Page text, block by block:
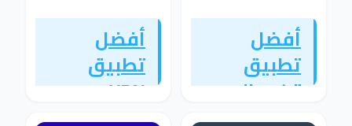
أفضل
تطبيق
تكبير الصور
وتحسين
أفضل
تطبيق
VPN
للاتصال